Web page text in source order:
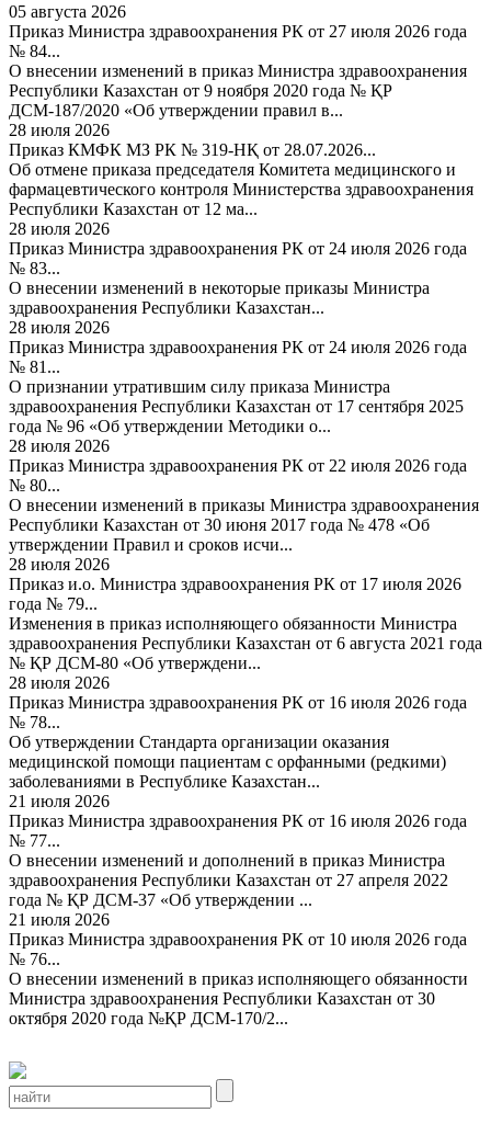
05 августа 2026
Приказ Министра здравоохранения РК от 27 июля 2026 года
№ 84...
О внесении изменений в приказ Министра здравоохранения
Республики Казахстан от 9 ноября 2020 года № ҚР
ДСМ-187/2020 «Об утверждении правил в...
28 июля 2026
Приказ КМФК МЗ РК № 319-НҚ от 28.07.2026...
Об отмене приказа председателя Комитета медицинского и
фармацевтического контроля Министерства здравоохранения
Республики Казахстан от 12 ма...
28 июля 2026
Приказ Министра здравоохранения РК от 24 июля 2026 года
№ 83...
О внесении изменений в некоторые приказы Министра
здравоохранения Республики Казахстан...
28 июля 2026
Приказ Министра здравоохранения РК от 24 июля 2026 года
№ 81...
О признании утратившим силу приказа Министра
здравоохранения Республики Казахстан от 17 сентября 2025
года № 96 «Об утверждении Методики о...
28 июля 2026
Приказ Министра здравоохранения РК от 22 июля 2026 года
№ 80...
О внесении изменений в приказы Министра здравоохранения
Республики Казахстан от 30 июня 2017 года № 478 «Об
утверждении Правил и сроков исчи...
28 июля 2026
Приказ и.о. Министра здравоохранения РК от 17 июля 2026
года № 79...
Изменения в приказ исполняющего обязанности Министра
здравоохранения Республики Казахстан от 6 августа 2021 года
№ ҚР ДСМ-80 «Об утверждени...
28 июля 2026
Приказ Министра здравоохранения РК от 16 июля 2026 года
№ 78...
Об утверждении Стандарта организации оказания
медицинской помощи пациентам с орфанными (редкими)
заболеваниями в Республике Казахстан...
21 июля 2026
Приказ Министра здравоохранения РК от 16 июля 2026 года
№ 77...
О внесении изменений и дополнений в приказ Министра
здравоохранения Республики Казахстан от 27 апреля 2022
года № ҚР ДСМ-37 «Об утверждении ...
21 июля 2026
Приказ Министра здравоохранения РК от 10 июля 2026 года
№ 76...
О внесении изменений в приказ исполняющего обязанности
Министра здравоохранения Республики Казахстан от 30
октября 2020 года №ҚР ДСМ-170/2...